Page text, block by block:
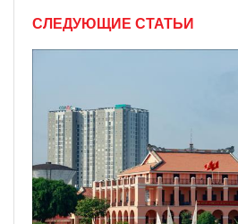
СЛЕДУЮЩИЕ СТАТЬИ